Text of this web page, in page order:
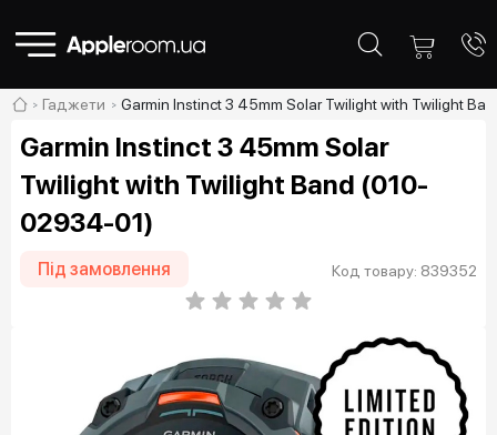
Гаджети Garmin Instinct 3 45mm Solar Twilight with Twilight
Garmin Instinct 3 45mm Solar
Twilight with Twilight Band (010-
02934-01)
Під замовлення Код товару: 839352